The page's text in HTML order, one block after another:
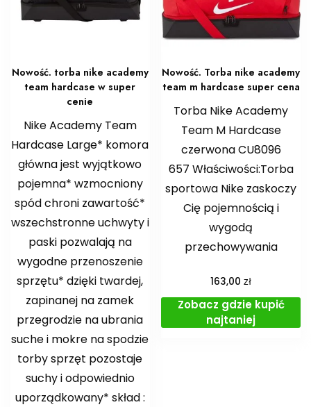
Nowość. torba nike academy
team hardcase w super
cenie
Nike Academy Team
Hardcase Large* komora
główna jest wyjątkowo
pojemna* wzmocniony
spód chroni zawartość*
wszechstronne uchwyty i
paski pozwalają na
wygodne przenoszenie
sprzętu* dzięki twardej,
zapinanej na zamek
przegrodzie na ubrania
suche i mokre na spodzie
torby sprzęt pozostaje
suchy i odpowiednio
uporządkowany* skład :
Nowość. Torba nike academy
team m hardcase super cena
Torba Nike Academy
Team M Hardcase
czerwona CU8096
657 Właściwości:Torba
sportowa Nike zaskoczy
Cię pojemnością i
wygodą
przechowywania
163,00zł
Zobacz gdzie kupić
najtaniej